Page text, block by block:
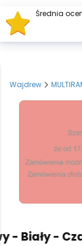
Wajdrew
Biały -
Średnia